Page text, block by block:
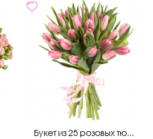
Букет из 25 розовых тю...